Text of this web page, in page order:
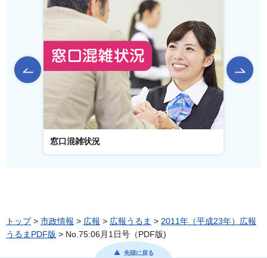
前のスライドを表示
窓口混雑状況
トップ> 市政情報 > 広報 > 広報うるま > 2011年（平成23年）広報
うるまPDF版 > No.75:06月1日号（PDF版)
先頭に戻る